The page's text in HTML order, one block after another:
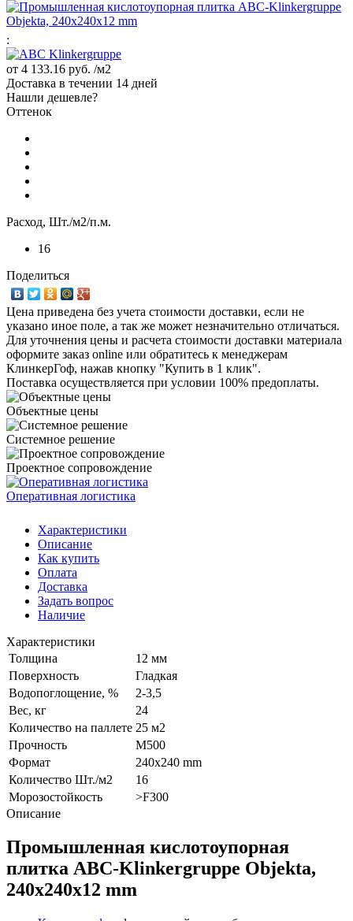
:
от 4 133.16 руб. /м2
Доставка в течении 14 дней
Нашли дешевле?
Оттенок
Расход, Шт./м2/п.м.
16
Поделиться
Цена приведена без учета стоимости доставки, если не
указано иное поле, а так же может незначительно отличаться.
Для уточнения цены и расчета стоимости доставки материала
оформите заказ online или обратитесь к менеджерам
КлинкерГоф, нажав кнопку "Купить в 1 клик".
Поставка осуществляется при условии 100% предоплаты.
Объектные цены
Системное решение
Проектное сопровождение
Оперативная логистика
Характеристики
Описание
Как купить
Оплата
Доставка
Задать вопрос
Наличие
Характеристики
Толщина
12 мм
Поверхность
Гладкая
Водопоглощение, %
2-3,5
Вес, кг
24
Количество на паллете 25 м2
Прочность
М500
Формат
240x240 mm
Количество Шт./м2
16
Морозостойкость
>F300
Описание
Промышленная кислотоупорная
плитка ABC-Klinkergruppe Objekta,
240x240x12 mm